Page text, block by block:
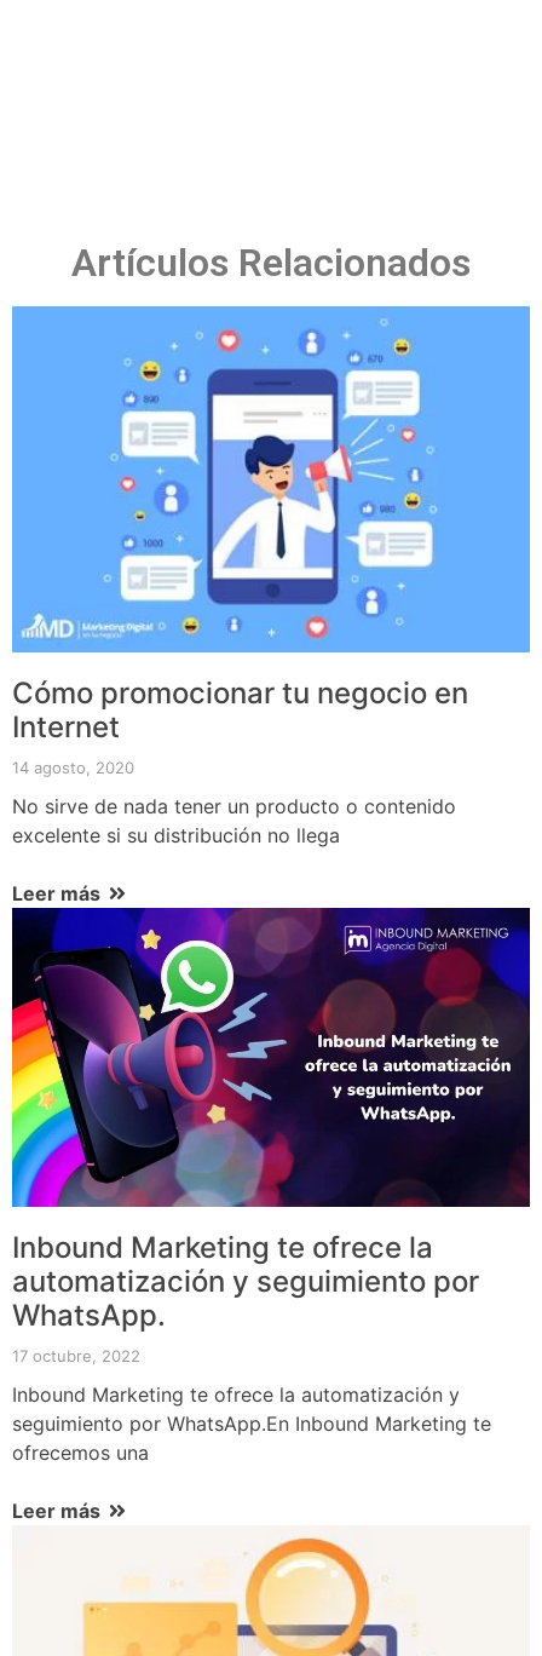
Artículos Relacionados
Cómo promocionar tu negocio en
Internet
14 agosto, 2020
No sirve de nada tener un producto o contenido
excelente si su distribución no llega
Leer más
Inbound Marketing te ofrece la
automatización y seguimiento por
WhatsApp.
17 octubre, 2022
Inbound Marketing te ofrece la automatización y
seguimiento por WhatsApp.En Inbound Marketing te
ofrecemos una
Leer más